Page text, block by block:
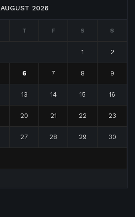
AUGUST 2026
T F S S
1 2
6 7 8 9
13 14 15 16
20 21 22 23
27 28 29 30